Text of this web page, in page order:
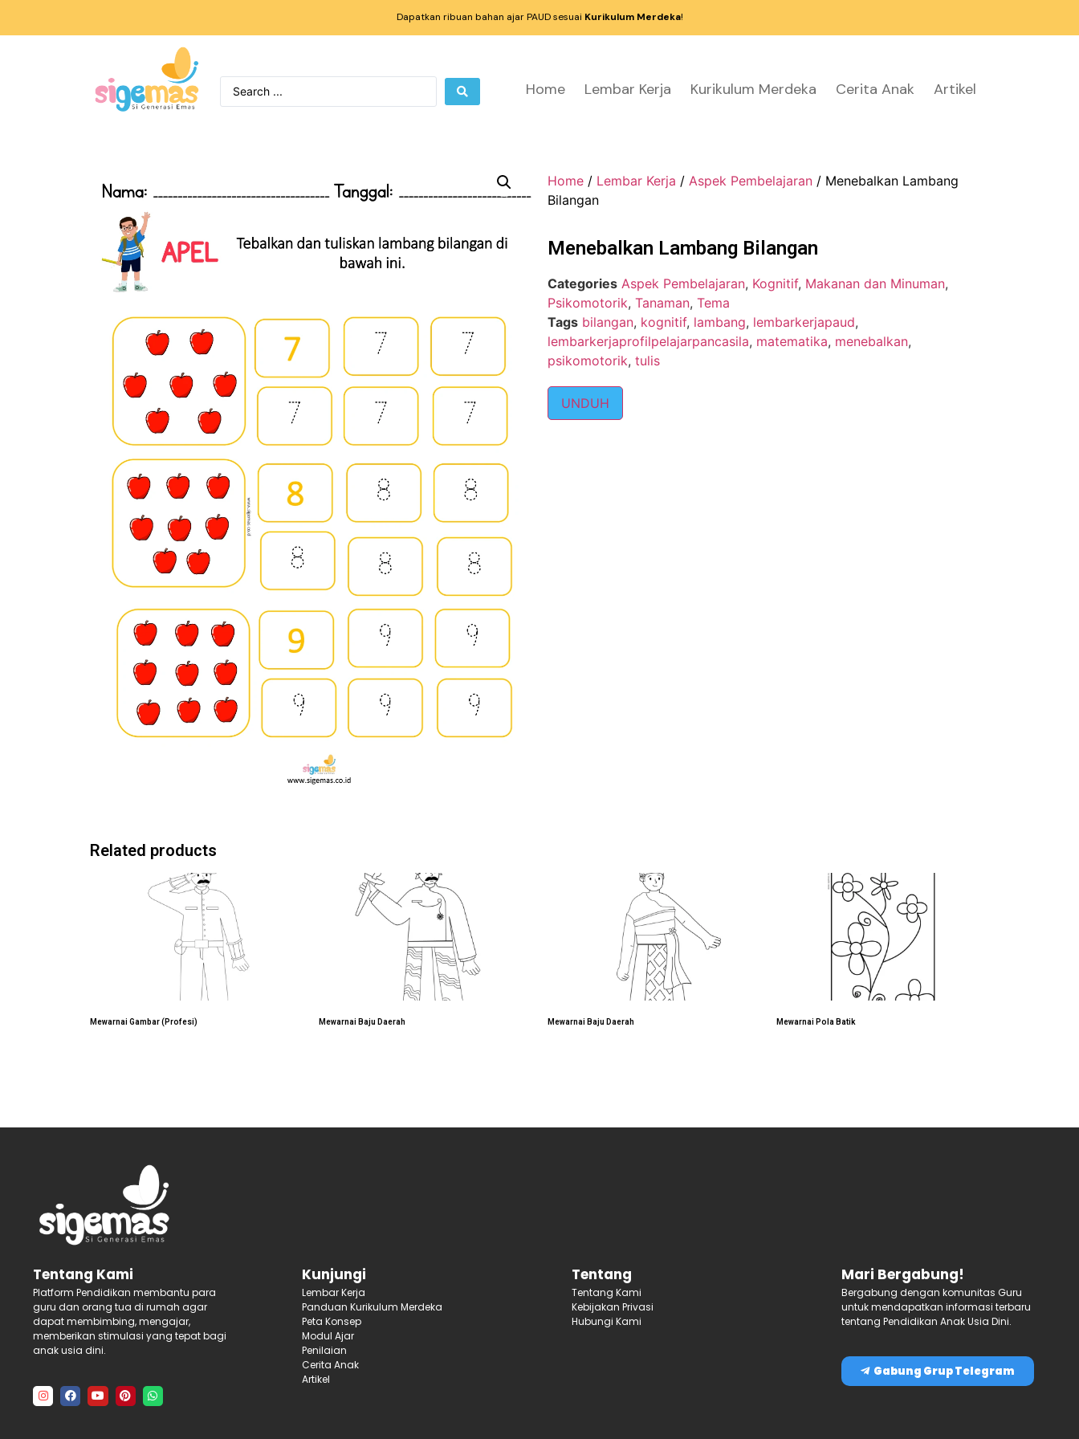
Dapatkan ribuan bahan ajar PAUD sesuai Kurikulum Merdeka!
Home Lembar Kerja Kurikulum Merdeka Cerita Anak Artikel
Home / Lembar Kerja / Aspek Pembelajaran / Menebalkan Lambang
Bilangan
Menebalkan Lambang Bilangan
Categories Aspek Pembelajaran, Kognitif, Makanan dan Minuman,
Psikomotorik, Tanaman, Tema
Tags bilangan, kognitif, lambang, lembarkerjapaud,
lembarkerjaprofilpelajarpancasila, matematika, menebalkan,
psikomotorik, tulis
UNDUH
Related products
Mewarnai Gambar (Profesi) Mewarnai Baju Daerah Mewarnai Baju Daerah Mewarnai Pola Batik
Tentang Kami
Platform Pendidikan membantu para
guru dan orang tua di rumah agar
dapat membimbing, mengajar,
memberikan stimulasi yang tepat bagi
anak usia dini.
Kunjungi
Lembar Kerja
Panduan Kurikulum Merdeka
Peta Konsep
Modul Ajar
Penilaian
Cerita Anak
Artikel
Tentang
Tentang Kami
Kebijakan Privasi
Hubungi Kami
Mari Bergabung!
Bergabung dengan komunitas Guru
untuk mendapatkan informasi terbaru
tentang Pendidikan Anak Usia Dini.
Gabung Grup Telegram